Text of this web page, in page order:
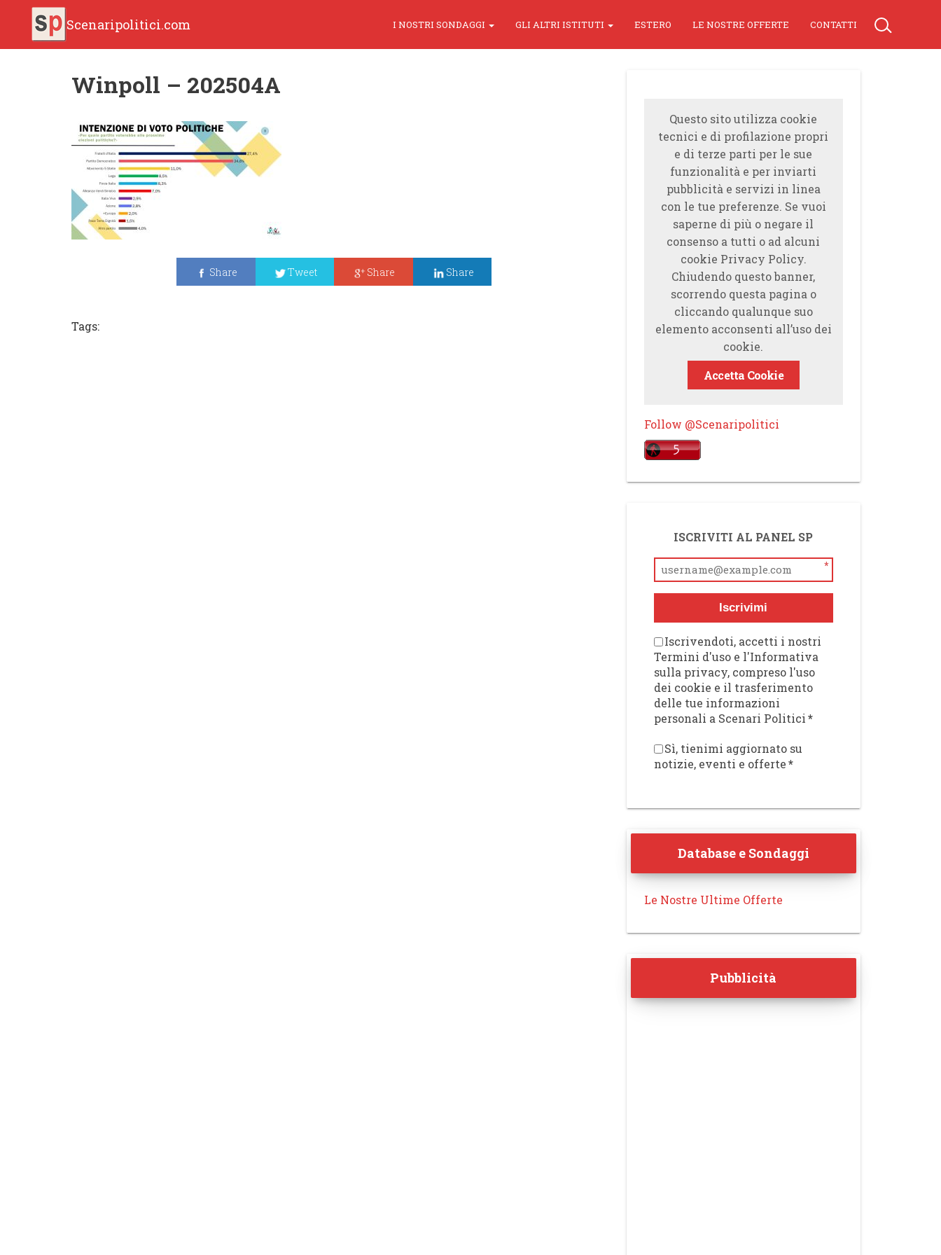
Scenaripolitici.com I NOSTRI SONDAGGI GLI ALTRI ISTITUTI ESTERO LE NOSTRE OFFERTE CONTATTI
Winpoll – 202504A
Share Tweet Share Share
Tags:
Questo sito utilizza cookie
tecnici e di profilazione propri
e di terze parti per le sue
funzionalità e per inviarti
pubblicità e servizi in linea
con le tue preferenze. Se vuoi
saperne di più o negare il
consenso a tutti o ad alcuni
cookie Privacy Policy.
Chiudendo questo banner,
scorrendo questa pagina o
cliccando qualunque suo
elemento acconsenti all’uso dei
cookie.
Accetta Cookie
Follow @Scenaripolitici
ISCRIVITI AL PANEL SP
*
Iscrivimi
Iscrivendoti, accetti i nostri
Termini d'uso e l'Informativa
sulla privacy, compreso l'uso
dei cookie e il trasferimento
delle tue informazioni
personali a Scenari Politici*
Sì, tienimi aggiornato su
notizie, eventi e offerte*
Database e Sondaggi
Le Nostre Ultime Offerte
Pubblicità